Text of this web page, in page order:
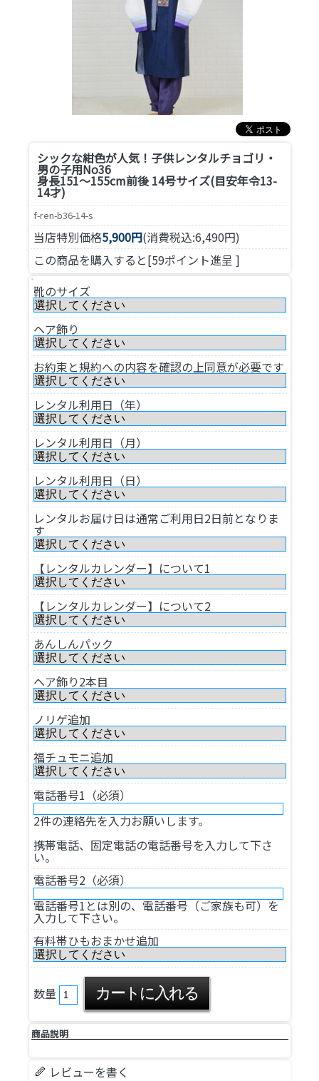
シックな紺色が人気！ 子供レンタルチョゴリ・
男の子用No36
身長151～155cm前後 14号サイズ(目安年令13-
14才)
f-ren-b36-14-s
当店特別価格5,900円(消費税込:6,490円)
この商品を購入すると[59ポイント進呈 ]
靴のサイズ
ヘア飾り
お約束と規約への内容を確認の上同意が必要です
レンタル利用日（年）
レンタル利用日（月）
レンタル利用日（日）
レンタルお届け日は通常ご利用日2日前となりま
す
【レンタルカレンダー】について1
【レンタルカレンダー】について2
あんしんパック
ヘア飾り2本目
ノリゲ追加
福チュモニ追加
電話番号1（必須）
2件の連絡先を入力お願いします。
携帯電話、固定電話の電話番号を入力して下さ
い。
電話番号2（必須）
電話番号1とは別の、電話番号（ご家族も可）を
入力して下さい。
有料帯ひもおまかせ追加
数量
商品説明
レビューを書く